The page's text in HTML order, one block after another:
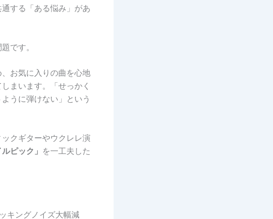
する「ある悩み」があ
です。
お気に入りの曲を心地
まいます。「せっかく
うに弾けない」という
クギターやウクレレ演
ルピック」 を一工夫した
キングノイズ大幅減